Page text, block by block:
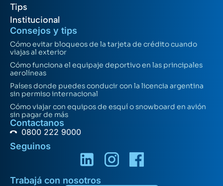
Tips
Institucional
Consejos y tips
Cómo evitar bloqueos de la tarjeta de crédito cuando
viajas al exterior
Cómo funciona el equipaje deportivo en las principales
aerolíneas
Países donde puedes conducir con la licencia argentina
sin permiso internacional
Cómo viajar con equipos de esquí o snowboard en avión
sin pagar de más
Contactanos
0800 222 9000
Seguinos
Trabajá con nosotros